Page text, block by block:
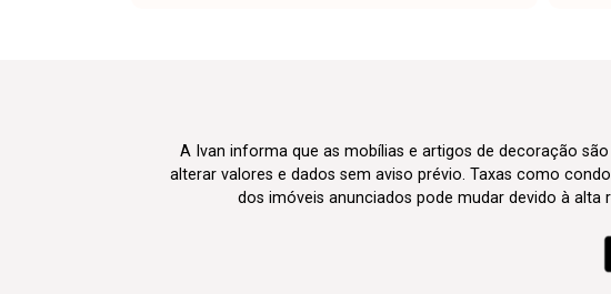
A Ivan informa que as mobílias e artigos de decoração
alterar valores e dados sem aviso prévio. Taxas como
dos imóveis anunciados pode mudar devido à